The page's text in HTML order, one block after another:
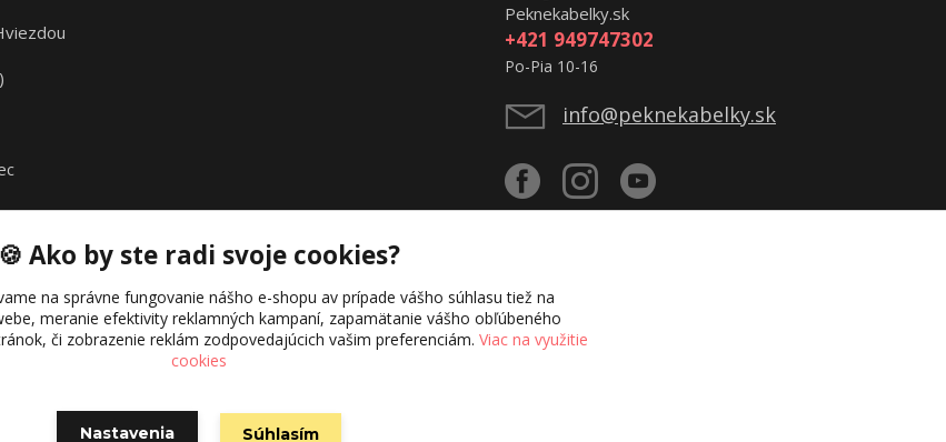
Peknekabelky.sk
+421 949747302
Po-Pia 10-16
info@peknekabelky.sk
🍪 Ako by ste radi svoje cookies?
na správne fungovanie nášho e-shopu av prípade vášho súhlasu tiež na
meranie efektivity reklamných kampaní, zapamätanie vášho obľúbeného
či zobrazenie reklám zodpovedajúcich vašim preferenciám. Viac na využitie
cookies
Nastavenia Súhlasím